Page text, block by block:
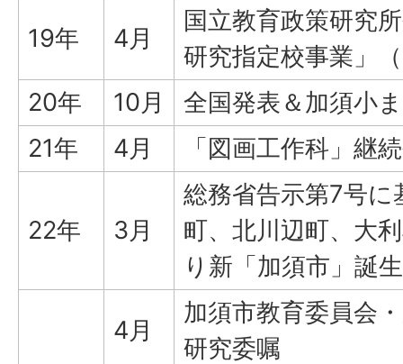
19年 4月
国立教育政策研究
研究指定校事業」
20年
10月
全国発表＆加須小
21年
4月 「図画工作科」継
22年 3月
総務省告示第7号
町、北川辺町、大
り新「加須市」誕生
4月
加須市教育委員会
研究委嘱